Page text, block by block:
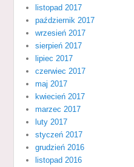
listopad 2017
październik 2017
wrzesień 2017
sierpień 2017
lipiec 2017
czerwiec 2017
maj 2017
kwiecień 2017
marzec 2017
luty 2017
styczeń 2017
grudzień 2016
listopad 2016